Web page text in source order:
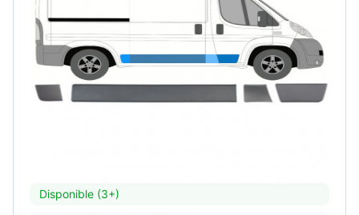
Disponible (3+)